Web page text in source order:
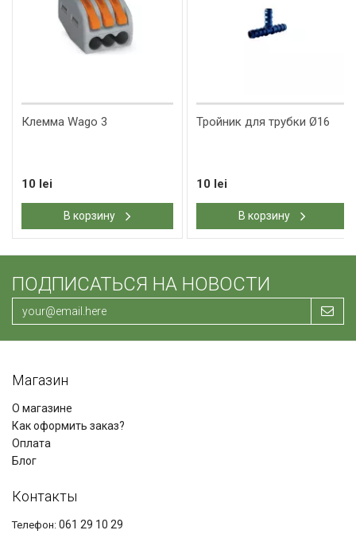
Клемма Wago 3
10 lei
В корзину
Тройник для трубки Ø16
10 lei
В корзину
ПОДПИСАТЬСЯ НА НОВОСТИ
Магазин
О магазине
Как оформить заказ?
Оплата
Блог
Контакты
Телефон: 061 29 10 29